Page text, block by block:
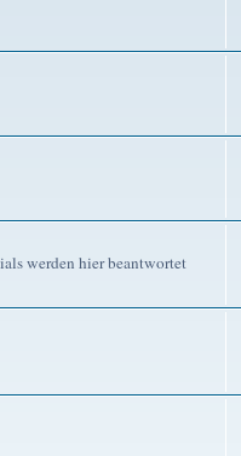
werden hier beantwortet